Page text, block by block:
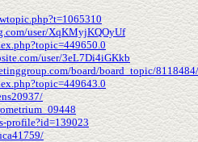
user/XqKMyjKQOyUf
user/3eL7Di4iGKkb
board/board_topic/
profile?id=139023